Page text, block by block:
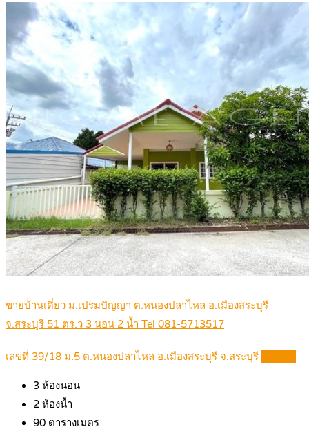
ขายบ้านเดี่ยว ม.เปรมปัญญา ต.หนองปลาไหล อ.เมืองสระบุรี
จ.สระบุรี 51 ตร.ว 3 นอน 2 น้ำ Tel 081-5713517
เลขที่ 39/18 ม.5 ต.หนองปลาไหล อ.เมืองสระบุรี จ.สระบุรี
3 ห้องนอน
2 ห้องน้ำ
90 ตารางเมตร